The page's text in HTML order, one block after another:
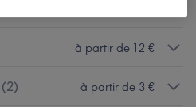
à partir de 12 €
(2) à partir de 3 €